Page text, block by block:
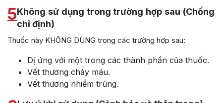
5Không sử dụng trong trường hợp sau (Chống
chỉ định)
Thuốc này KHÔNG DÙNG trong các trường hợp sau:
Dị ứng với một trong các thành phần của thuốc.
Vết thương chảy máu.
Vết thương nhiễm trùng.